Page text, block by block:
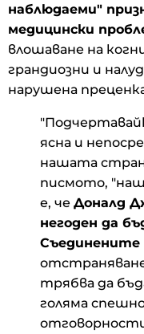
наблюдаеми"
медицински
влошаване на
грандиозни и
нарушена
ясна и
нашата
писмото,
е, че Доналд
негоден да
трябва да
голяма